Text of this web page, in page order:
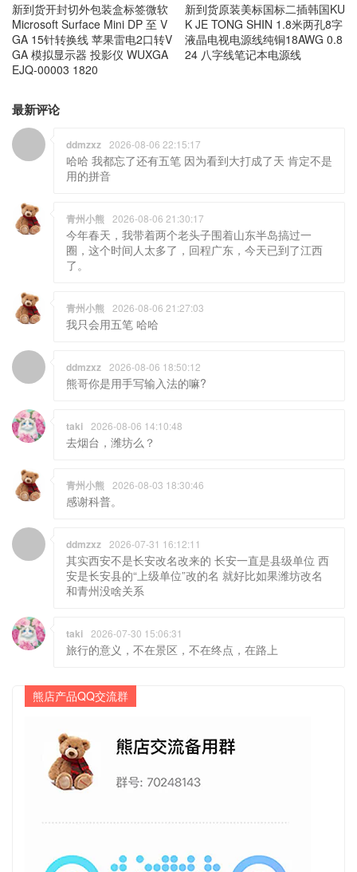
新到货开封切外包装盒标签微软
Microsoft Surface Mini DP 至 V
GA 15针转换线 苹果雷电2口转V
GA 模拟显示器 投影仪 WUXGA
EJQ-00003 1820
新到货原装美标国标二插韩国KU
K JE TONG SHIN 1.8米两孔8字
液晶电视电源线纯铜18AWG 0.8
24 八字线笔记本电源线
最新评论
ddmzxz 2026-08-06 22:15:17
哈哈 我都忘了还有五笔 因为看到大打成了天 肯定不是
用的拼音
青州小熊 2026-08-06 21:30:17
今年春天，我带着两个老头子围着山东半岛搞过一
圈，这个时间人太多了，回程广东，今天已到了江西
了。
青州小熊 2026-08-06 21:27:03
我只会用五笔 哈哈
ddmzxz 2026-08-06 18:50:12
熊哥你是用手写输入法的嘛?
taki 2026-08-06 14:10:48
去烟台，潍坊么？
青州小熊 2026-08-03 18:30:46
感谢科普。
ddmzxz 2026-07-31 16:12:11
其实西安不是长安改名改来的 长安一直是县级单位 西
安是长安县的“上级单位”改的名 就好比如果潍坊改名
和青州没啥关系
taki 2026-07-30 15:06:31
旅行的意义，不在景区，不在终点，在路上
熊店产品QQ交流群